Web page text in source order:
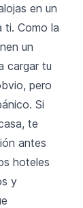
en un
ti. Como la
un
cargar tu
pero
Si
te
antes
hoteles
y